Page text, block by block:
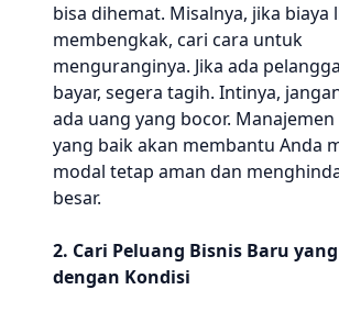
bisa dihemat. Misalnya, jika biaya
membengkak, cari cara untuk
menguranginya. Jika ada
bayar, segera tagih. Intinya,
ada uang yang bocor.
yang baik akan membantu Anda
modal tetap aman dan
besar.
2. Cari Peluang Bisnis Baru
dengan Kondisi